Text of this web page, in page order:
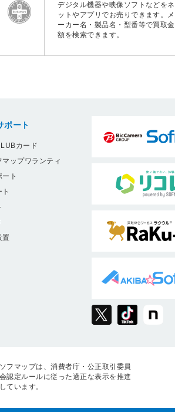
デジタル機器や映像ソフトなどをネ
ットやアプリでお売りできます。メ
ーカー名・製品名・型番等で買取金
額を検索できます。
ポート
カード
ップワランティ
ト
置
ソフマップは、消費者庁・公正取引委員
会認定ルールに従った適正な表示を推進
しています。